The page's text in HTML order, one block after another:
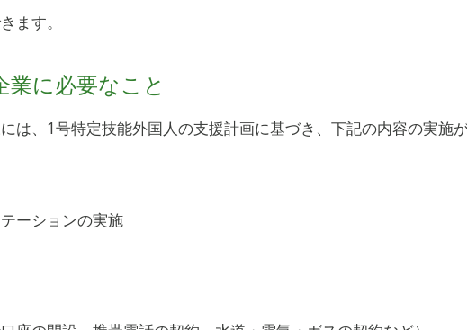
ます。
業に必要なこと
は、1号特定技能外国人の支援計画に基づき、下記の内容の実施
ーションの実施